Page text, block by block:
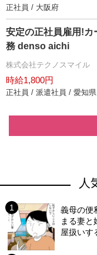
正社員 / 大阪府
安定の正社員雇用!カ
務 denso aichi
株式会社テクノスマイル
時給1,800円
正社員 / 派遣社員 / 愛知県
人
義母の便
まる妻と
屋扱いす